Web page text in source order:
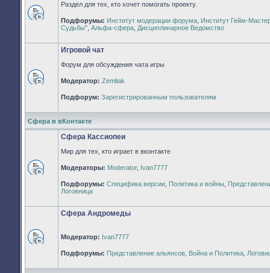
Нет
непрочитанных
Раздел для тех, кто хочет помогать проекту.
Подфорумы: Институт модерации форума Институт Гейм-
Судьбы" Альфа-сфера Дисциплинарное Ведомство
непрочитанных
сообщений
Игровой чат
Форум для обсуждения чата игры
Модератор: Zemliak
Подфорум: Зарегистрированным пользователям
Сфера в вКонтакте
непрочитанных
сообщений
Сфера Кассиопеи
Мир для тех, кто играет в вконтакте
Модераторы: Moderator, Ivan7777
Подфорумы: Специфика версии Политика и войны
Логовница
непрочитанных
Сфера Андромеды
Модератор: Ivan7777
Подфорумы: Представление альянсов Война и Политика